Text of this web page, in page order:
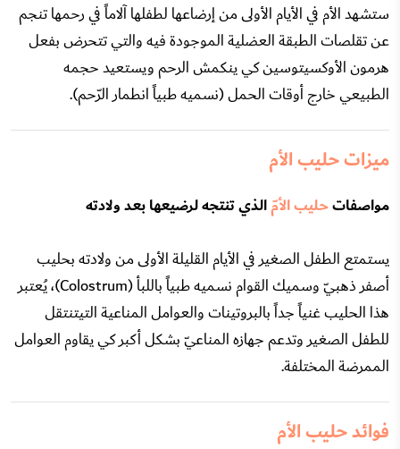
ستشهد الأم في الأيام الأولى من إرضاعها لطفلها آلاماً في رحمها تنجم
عن تقلصات الطبقة العضلية الموجودة فيه والتي تتحرض بفعل
هرمون الأوكسيتوسين كي ينكمش الرحم ويستعيد حجمه
الطبيعي خارج أوقات الحمل (نسميه طبياً انطمار الرّحم).
ميزات حليب الأم
مواصفاتحليب الأمّالذي تنتجه لرضيعها بعد ولادته
يستمتع الطفل الصغير في الأيام القليلة الأولى من ولادته بحليب
أصفر ذهبيّ وسميك القوام نسميه طبياً باللبأ (Colostrum)، يُعتبر
هذا الحليب غنياً جداً بالبروتينات والعوامل المناعية التيتنتقل
للطفل الصغير وتدعم جهازه المناعيّ بشكل أكبر كي يقاوم العوامل
الممرضة المختلفة.
فوائد حليب الأم